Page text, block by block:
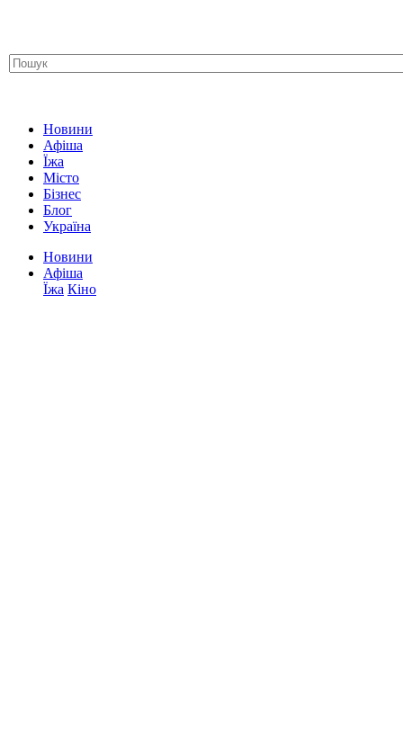
Новини
Афіша
Їжа
Місто
Бізнес
Блог
Україна
Новини
Афіша
Їжа Кіно